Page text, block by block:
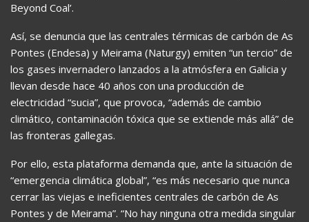
Beyond Coal’.
Así, se denuncia que las centrales térmicas de carbón de As
Pontes (Endesa) y Meirama (Naturgy) emiten “un tercio” de
los gases invernadero lanzados a la atmósfera en Galicia y
llevan desde hace 40 años con una producción de
electricidad “sucia”, que provoca, “además de cambio
climático, contaminación tóxica que se extiende más allá” de
las fronteras gallegas.
Por ello, esta plataforma demanda que, ante la situación de
“emergencia climática global”, “es más necesario que nunca
cerrar las viejas e ineficientes centrales de carbón de As
Pontes y de Meirama”. “No hay ninguna otra medida singular